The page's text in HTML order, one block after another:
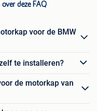
deze FAQ
voor de BMW
te installeren?
de motorkap van